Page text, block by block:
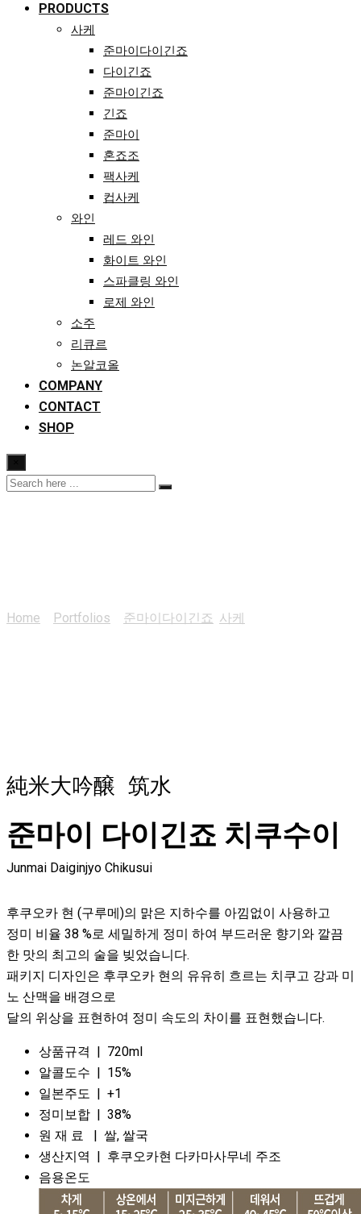
PRODUCTS
사케
준마이다이긴죠
다이긴죠
준마이긴죠
긴죠
준마이
혼죠조
팩사케
컵사케
와인
레드 와인
화이트 와인
스파클링 와인
로제 와인
소주
리큐르
논알코올
COMPANY
CONTACT
SHOP
Home Portfolios 준마이다이긴죠 사케
純米大吟醸 筑水
준마이 다이긴죠 치쿠수이
Junmai Daiginjyo Chikusui
후쿠오카 현 (구루메)의 맑은 지하수를 아낌없이 사용하고
정미 비율 38 %로 세밀하게 정미 하여 부드러운 향기와 깔끔
한 맛의 최고의 술을 빚었습니다.
패키지 디자인은 후쿠오카 현의 유유히 흐르는 치쿠고 강과 미
노 산맥을 배경으로
달의 위상을 표현하여 정미 속도의 차이를 표현했습니다.
상품규격 | 720ml
알콜도수 | 15%
일본주도 | +1
정미보합 | 38%
원 재 료 | 쌀, 쌀국
생산지역 | 후쿠오카현 다카마사무네 주조
음용온도